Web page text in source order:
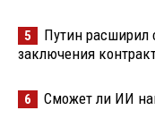
5
Путин расширил
заключения
6 Сможет ли ИИ